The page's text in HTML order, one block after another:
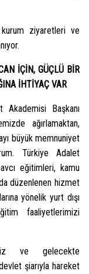
kurum ziyaretleri ve
İÇİN, GÜÇLÜ BİR
İHTİYAÇ VAR
Akademisi Başkanı
ağırlamaktan,
büyük memnuniyet
Türkiye Adalet
eğitimleri, kamu
düzenlenen hizmet
yönelik yurt dışı
faaliyetlerimizi
ve gelecekte
şiarıyla hareket